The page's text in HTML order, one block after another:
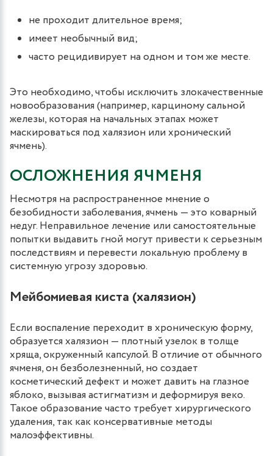
не проходит длительное время;
имеет необычный вид;
часто рецидивирует на одном и том же месте.
Это необходимо, чтобы исключить злокачественные
новообразования (например, карциному сальной
железы, которая на начальных этапах может
маскироваться под халязион или хронический
ячмень).
ОСЛОЖНЕНИЯ ЯЧМЕНЯ
Несмотря на распространенное мнение о
безобидности заболевания, ячмень — это коварный
недуг. Неправильное лечение или самостоятельные
попытки выдавить гной могут привести к серьезным
последствиям и перевести локальную проблему в
системную угрозу здоровью.
Мейбомиевая киста (халязион)
Если воспаление переходит в хроническую форму,
образуется халязион — плотный узелок в толще
хряща, окруженный капсулой. В отличие от обычного
ячменя, он безболезненный, но создает
косметический дефект и может давить на глазное
яблоко, вызывая астигматизм и деформируя веко.
Такое образование часто требует хирургического
удаления, так как консервативные методы
малоэффективны.